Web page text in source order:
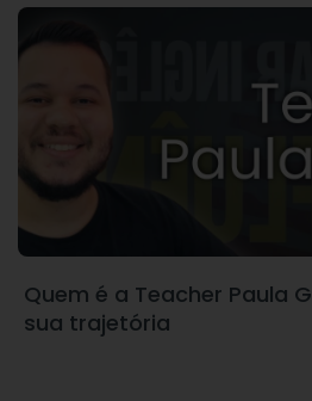
Quem é a Teacher Paula
sua trajetória